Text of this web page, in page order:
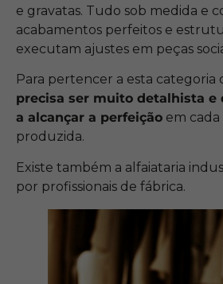
e gravatas. Tudo sob medida e
acabamentos perfeitos e
executam ajustes em peças
Para pertencer a esta categoria
precisa ser muito detalhista e
a alcançar a perfeição em
produzida.
Existe também a alfaiataria
por profissionais de fábrica.